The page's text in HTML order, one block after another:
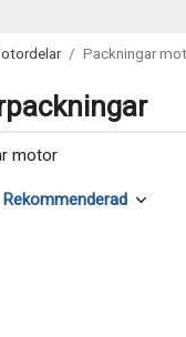
/ Packningar
motor